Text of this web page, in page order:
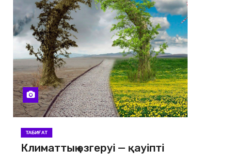
ТАБИҒАТ
Климаттың өзгеруі — қауіпті